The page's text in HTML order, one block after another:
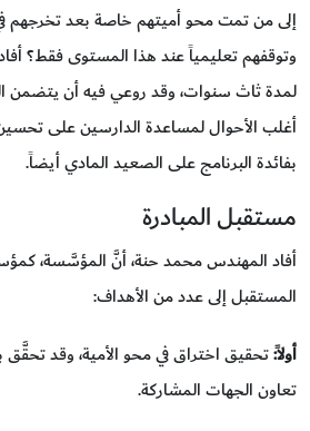
إلى من تمت محو أميتهم خاصة بعد تخرجهم
وتوقفهم تعليمياً عند هذا المستوى فقط؟
لمدة ثاث سنوات، وقد روعي فيه أن يتضمن
أغلب الأحوال لمساعدة الدارسين على
بفائدة البرنامج على الصعيد المادي أيضاً.
مستقبل المبادرة
أفاد المهندس محمد حنة، أنَّ المؤسَّسة،
المستقبل إلى عدد من الأهداف:
أولاً:تحقيق اختراق في محو الأمية، وقد
تعاون الجهات المشاركة.